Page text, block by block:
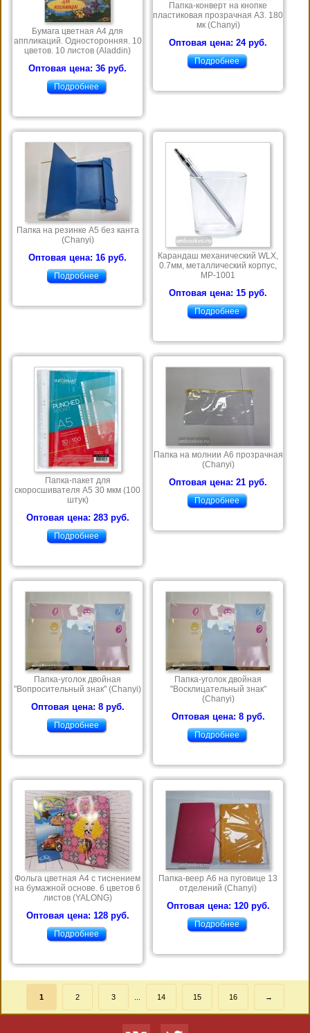
Бумага цветная А4 для
аппликаций. Односторонняя. 10
цветов. 10 листов (Aladdin)
Оптовая цена: 36 руб.
Подробнее
Папка-конверт на кнопке
пластиковая прозрачная А3. 180
мк (Chanyi)
Оптовая цена: 24 руб.
Подробнее
Папка на резинке А5 без канта
(Chanyi)
Оптовая цена: 16 руб.
Подробнее
Карандаш механический WLX,
0.7мм, металлический корпус,
MP-1001
Оптовая цена: 15 руб.
Подробнее
Папка-пакет для
скоросшивателя А5 30 мкм (100
штук)
Оптовая цена: 283 руб.
Подробнее
Папка на молнии А6 прозрачная
(Chanyi)
Оптовая цена: 21 руб.
Подробнее
Папка-уголок двойная
"Вопросительный знак" (Chanyi)
Оптовая цена: 8 руб.
Подробнее
Папка-уголок двойная
"Восклицательный знак"
(Chanyi)
Оптовая цена: 8 руб.
Подробнее
Фольга цветная А4 с тиснением
на бумажной основе. 6 цветов 6
листов (YALONG)
Оптовая цена: 128 руб.
Подробнее
Папка-веер А6 на пуговице 13
отделений (Chanyi)
Оптовая цена: 120 руб.
Подробнее
1 2 3 ... 14 15 16 →